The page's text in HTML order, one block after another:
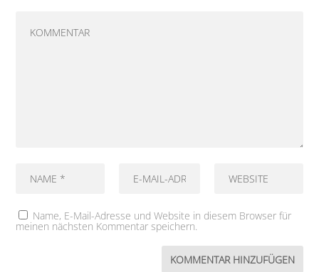
Name, E-Mail-Adresse und Website in diesem Browser für
meinen nächsten Kommentar speichern.